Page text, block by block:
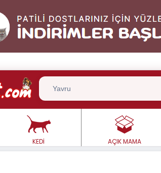
KEDİ AÇIK MAMA